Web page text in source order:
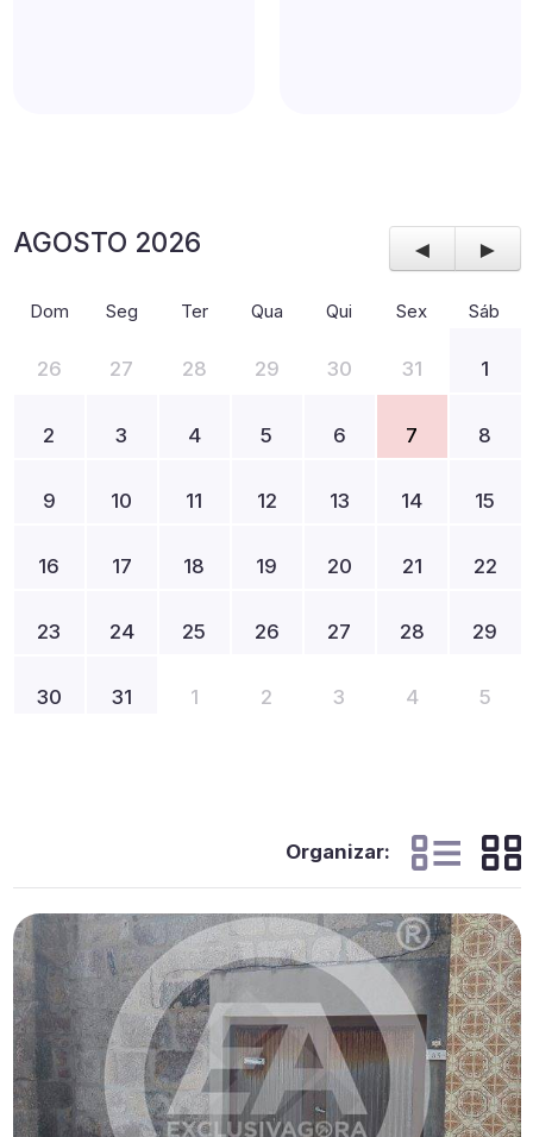
AGOSTO 2026 ◄ ►
Dom Seg Ter Qua Qui Sex Sáb
26 27 28 29 30 31 1
2 3 4 5 6 7 8
9 10 11 12 13 14 15
16 17 18 19 20 21 22
23 24 25 26 27 28 29
30 31 1 2 3 4 5
Organizar: